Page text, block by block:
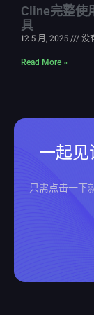
Cline完整使
具
12 5 月, 2025 没
Read More »
一起见
只需点击一下